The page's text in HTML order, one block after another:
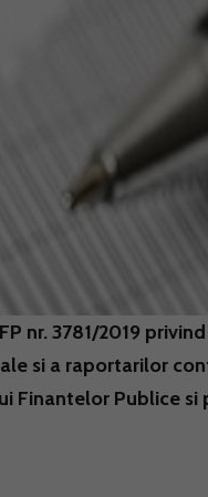
nr. 3781/2019
si a raportarilor
Finantelor Publice si